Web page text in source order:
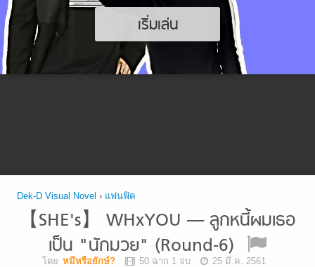
เริ่มเล่น
Dek-D Visual Novel › แฟนฟิค
【SHE's】 WHxYOU — ลูกหนี้ผมเธอ
เป็น "นักมวย" (Round-6)
โดย หมีหรือยักษ์? 50 ฉาก 1 จบ
25 มี.ค. 2561